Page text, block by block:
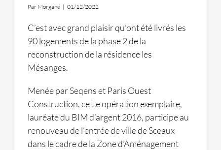
Par Morgane | 01/12/2022
C’est avec grand plaisir qu’ont été livrés les
90 logements de la phase 2 de la
reconstruction de la résidence les
Mésanges.
Menée par Seqens et Paris Ouest
Construction, cette opération exemplaire,
lauréate du BIM d’argent 2016, participe au
renouveau de l’entrée de ville de Sceaux
dans le cadre de la Zone d’Aménagement